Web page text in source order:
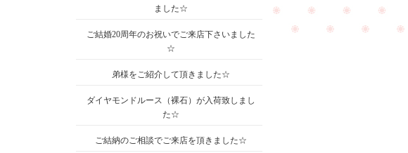
ました☆
ご結婚20周年のお祝いでご来店下さいました
☆
弟様をご紹介して頂きました☆
ダイヤモンドルース（裸石）が入荷致しまし
た☆
ご結納のご相談でご来店を頂きました☆